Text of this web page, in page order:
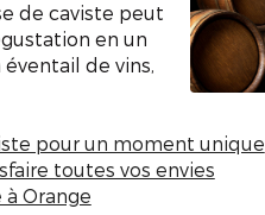
de caviste peut
en un
éventail de vins,
pour un moment unique
toutes vos envies
Orange